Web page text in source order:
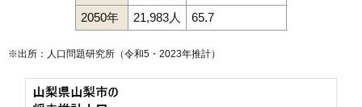
2050年
21,983人 65.7
※出所：人口問題研究所（令和5・2023年推計）